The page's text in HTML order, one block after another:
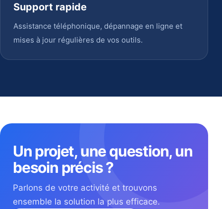
Support rapide
Assistance téléphonique, dépannage en ligne et
mises à jour régulières de vos outils.
Un projet, une question, un
besoin précis ?
Parlons de votre activité et trouvons
ensemble la solution la plus efficace.